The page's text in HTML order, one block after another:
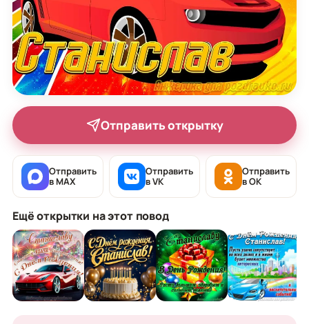
Отправить открытку
Отправить
в MAX
Отправить
в VK
Отправить
в OK
Ещё открытки на этот повод